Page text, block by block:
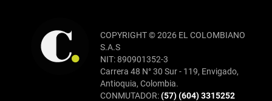
COPYRIGHT © 2026 EL COLOMBIANO
S.A.S
NIT: 890901352-3
Carrera 48 N° 30 Sur - 119, Envigado,
Antioquia, Colombia.
CONMUTADOR:(57) (604) 3315252